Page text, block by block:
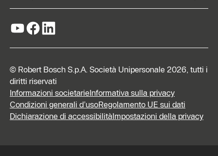
© Robert Bosch S.p.A. Società Unipersonale 2026, tutti i
diritti riservati
Informazioni societarieInformativa sulla privacy
Condizioni generali d’usoRegolamento UE sui dati
Dichiarazione di accessibilitàImpostazioni della privacy